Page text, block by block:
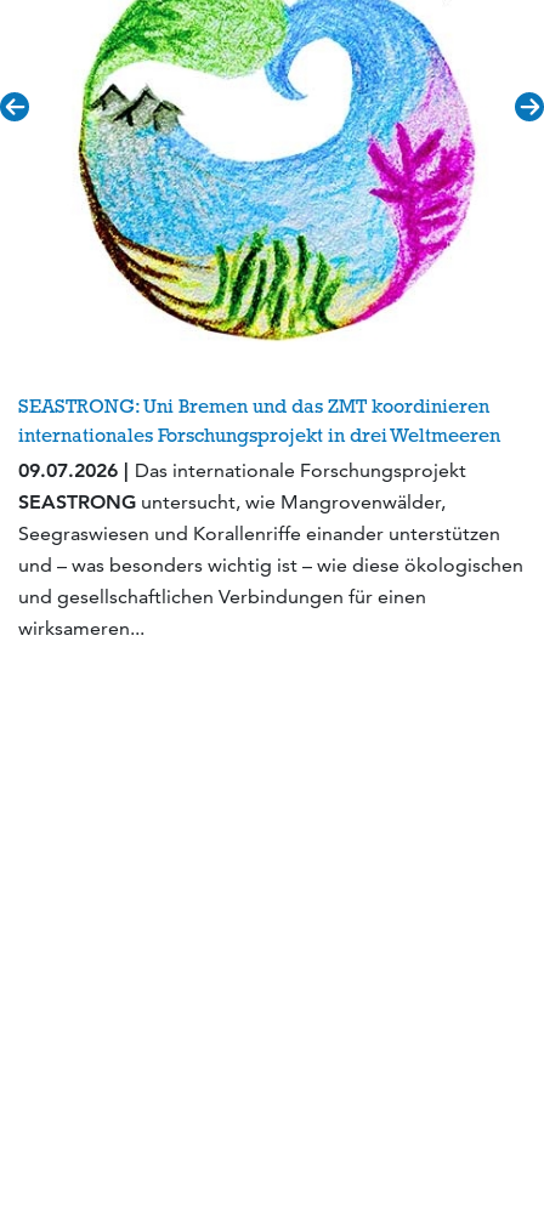
SEASTRONG: Uni Bremen und das ZMT koordinieren
internationales Forschungsprojekt in drei Weltmeeren
09.07.2026 | Das internationale Forschungsprojekt
SEASTRONG untersucht, wie Mangrovenwälder,
Seegraswiesen und Korallenriffe einander unterstützen
und – was besonders wichtig ist – wie diese ökologischen
und gesellschaftlichen Verbindungen für einen
wirksameren...